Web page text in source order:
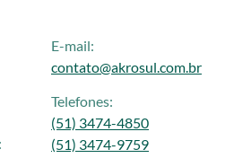
E-mail:
contato@akrosul.com.br
Telefones:
(51) 3474-4850
(51) 3474-9759